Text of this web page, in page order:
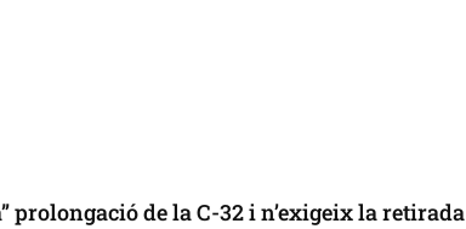
prolongació de la C-32 i n’exigeix la retirada